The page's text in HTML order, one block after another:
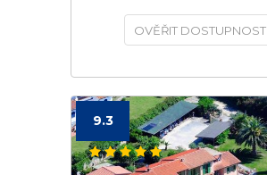
OVĚŘIT DOSTUPNOST
9.3